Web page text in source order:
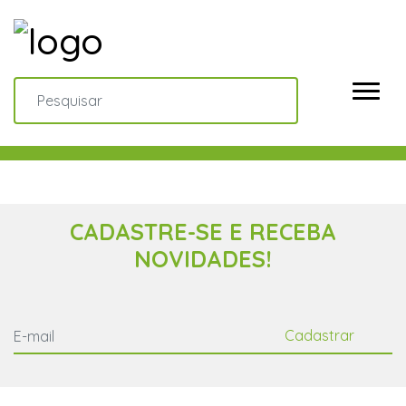
CADASTRE-SE E RECEBA
NOVIDADES!
Cadastrar